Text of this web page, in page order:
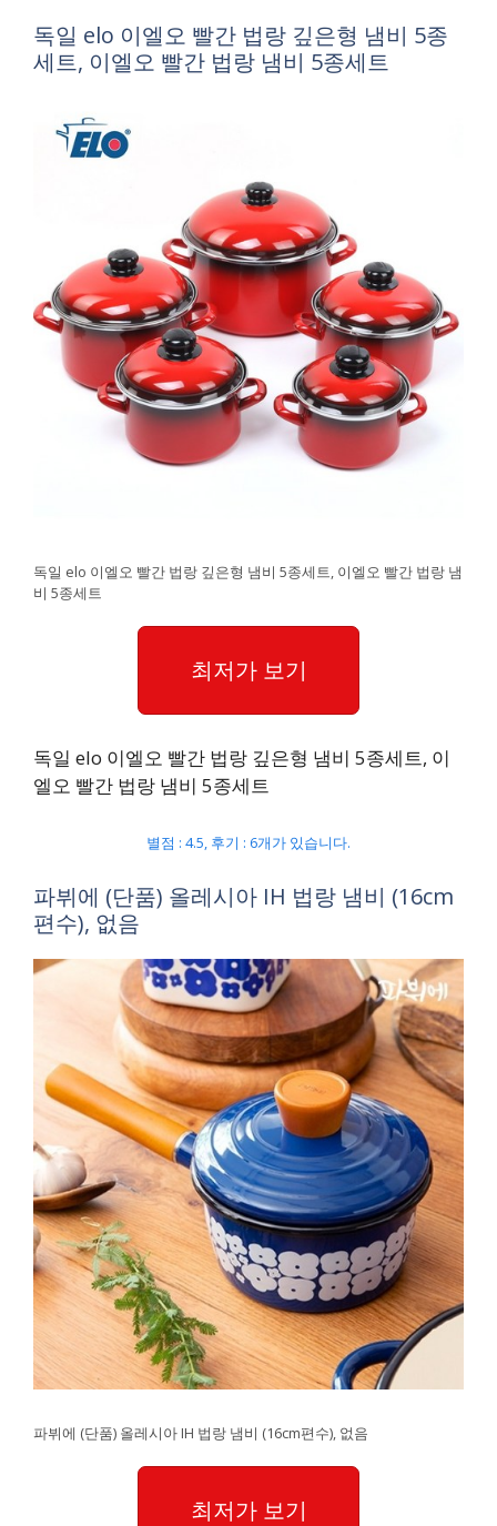
독일 elo 이엘오 빨간 법랑 깊은형 냄비 5종
세트, 이엘오 빨간 법랑 냄비 5종세트
독일 elo 이엘오 빨간 법랑 깊은형 냄비 5종세트, 이엘오 빨간 법랑 냄
비 5종세트
최저가 보기
독일 elo 이엘오 빨간 법랑 깊은형 냄비 5종세트, 이
엘오 빨간 법랑 냄비 5종세트
별점 : 4.5, 후기 : 6개가 있습니다.
파뷔에 (단품) 올레시아 IH 법랑 냄비 (16cm
편수), 없음
파뷔에 (단품) 올레시아 IH 법랑 냄비 (16cm편수), 없음
최저가 보기